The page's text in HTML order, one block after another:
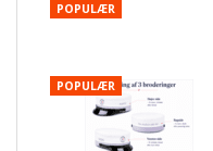
POPULÆR
POPULÆR